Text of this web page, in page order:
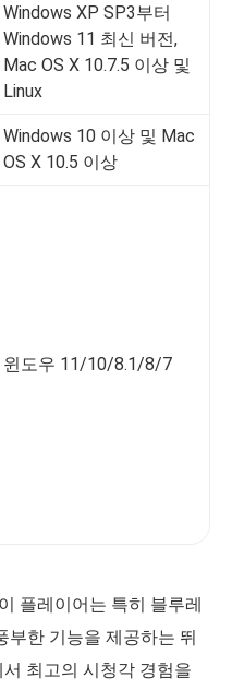
Windows XP SP3부터
Windows 11 최신 버전,
Mac OS X 10.7.5 이상 및
Linux
Windows 10 이상 및 Mac
OS X 10.5 이상
윈도우 11/10/8.1/8/7
플레이어는 특히 블루레
부한 기능을 제공하는 뛰
최고의 시청각 경험을